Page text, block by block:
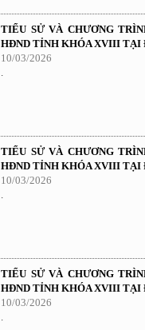
TIỂU SỬ VÀ CHƯƠNG
HĐND TỈNH KHÓA XVIII TẠI
10/03/2026
TIỂU SỬ VÀ CHƯƠNG
HĐND TỈNH KHÓA XVIII TẠI
10/03/2026
TIỂU SỬ VÀ CHƯƠNG
HĐND TỈNH KHÓA XVIII TẠI
10/03/2026